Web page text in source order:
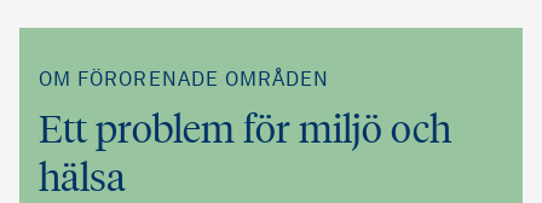
OM FÖRORENADE OMRÅDEN
Ett problem för miljö och
hälsa